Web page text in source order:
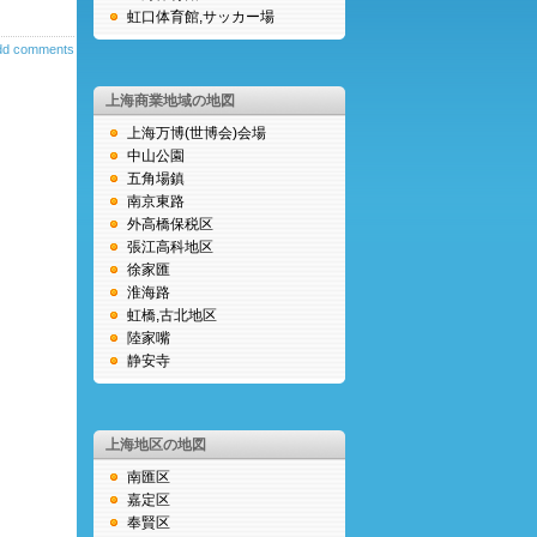
comments
虹口体育館,サッカー場
上海商業地域の地図
上海万博(世博会)会場
中山公園
五角場鎮
南京東路
外高橋保税区
張江高科地区
徐家匯
淮海路
虹橋,古北地区
陸家嘴
静安寺
上海地区の地図
南匯区
嘉定区
奉賢区